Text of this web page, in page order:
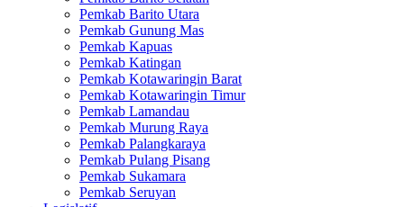
Pemkab Barito Utara
Pemkab Gunung Mas
Pemkab Kapuas
Pemkab Katingan
Pemkab Kotawaringin Barat
Pemkab Kotawaringin Timur
Pemkab Lamandau
Pemkab Murung Raya
Pemkab Palangkaraya
Pemkab Pulang Pisang
Pemkab Sukamara
Pemkab Seruyan